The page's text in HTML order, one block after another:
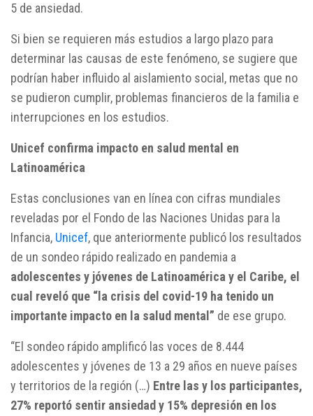
5 de ansiedad.
Si bien se requieren más estudios a largo plazo para
determinar las causas de este fenómeno, se sugiere que
podrían haber influido al aislamiento social, metas que no
se pudieron cumplir, problemas financieros de la familia e
interrupciones en los estudios.
Unicef confirma impacto en salud mental en
Latinoamérica
Estas conclusiones van en línea con cifras mundiales
reveladas por el Fondo de las Naciones Unidas para la
Infancia, Unicef, que anteriormente publicó los resultados
de un sondeo rápido realizado en pandemia a
adolescentes y jóvenes de Latinoamérica y el Caribe, el
cual reveló que “la crisis del covid-19 ha tenido un
importante impacto en la salud mental” de ese grupo.
“El sondeo rápido amplificó las voces de 8.444
adolescentes y jóvenes de 13 a 29 años en nueve países
y territorios de la región (…) Entre las y los participantes,
27% reportó sentir ansiedad y 15% depresión en los